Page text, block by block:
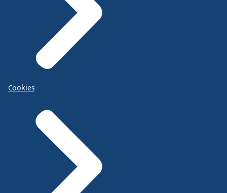
Cookies